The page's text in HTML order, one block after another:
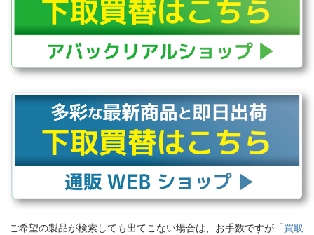
ご希望の製品が検索しても出てこない場合は、お手数ですが「買取